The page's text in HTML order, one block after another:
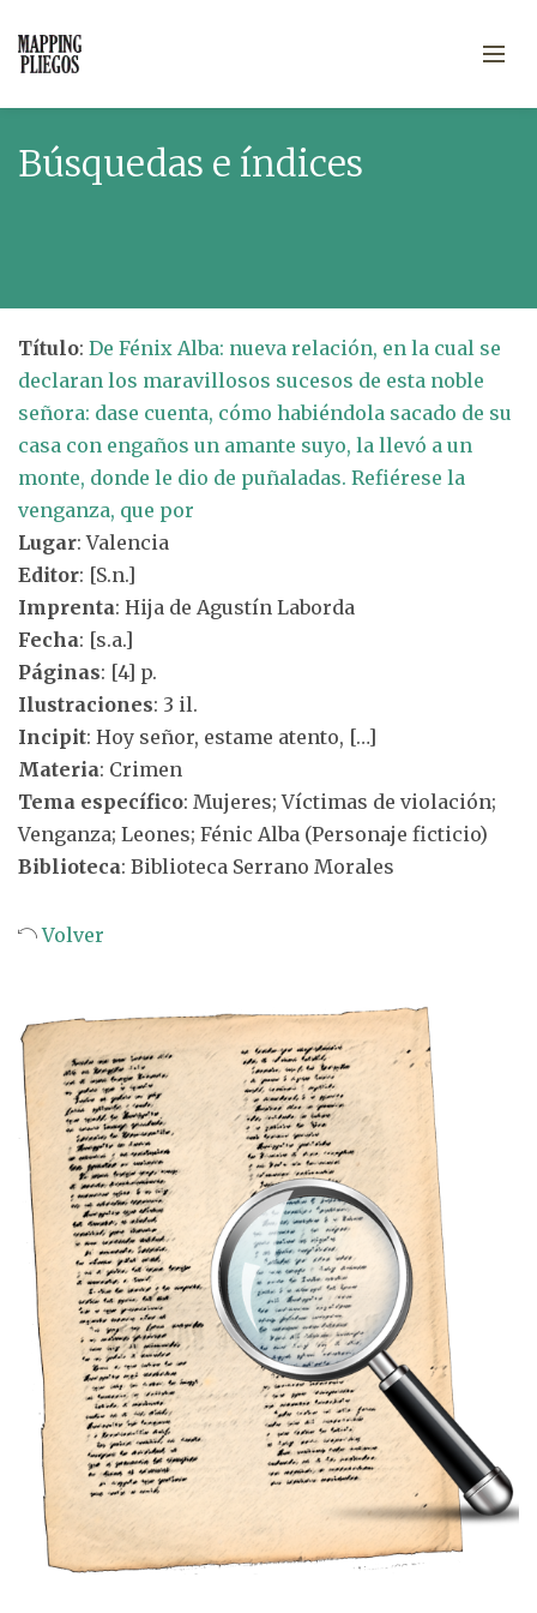
Búsquedas e índices
Título: De Fénix Alba: nueva relación, en la cual se
declaran los maravillosos sucesos de esta noble
señora: dase cuenta, cómo habiéndola sacado de su
casa con engaños un amante suyo, la llevó a un
monte, donde le dio de puñaladas. Refiérese la
venganza, que por
Lugar: Valencia
Editor: [S.n.]
Imprenta: Hija de Agustín Laborda
Fecha: [s.a.]
Páginas: [4] p.
Ilustraciones: 3 il.
Incipit: Hoy señor, estame atento, […]
Materia: Crimen
Tema específico: Mujeres; Víctimas de violación;
Venganza; Leones; Fénic Alba (Personaje ficticio)
Biblioteca: Biblioteca Serrano Morales
Volver